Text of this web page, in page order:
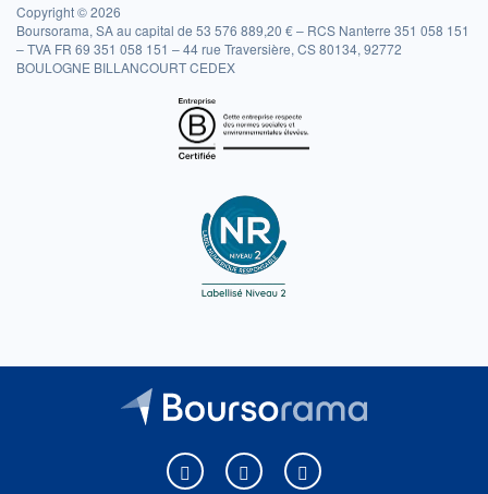
Copyright © 2026
Boursorama, SA au capital de 53 576 889,20 € – RCS Nanterre 351 058 151
– TVA FR 69 351 058 151 – 44 rue Traversière, CS 80134, 92772
BOULOGNE BILLANCOURT CEDEX
Boursorama sur Facebook
Boursorama sur XBoursorama sur